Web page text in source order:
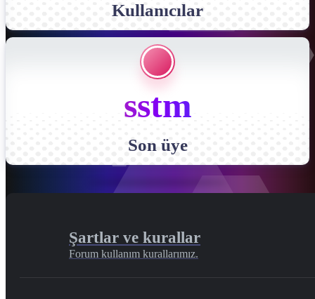
Kullanıcılar
sstm
Son üye
Şartlar ve kurallar
Forum kullanım kurallarımız.